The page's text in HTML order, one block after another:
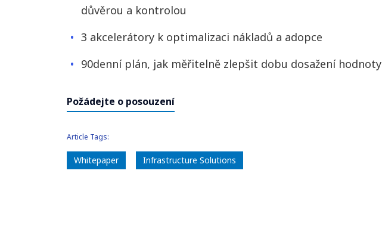
důvěrou a kontrolou
3 akcelerátory k optimalizaci nákladů a adopce
90denní plán, jak měřitelně zlepšit dobu dosažení hodnoty
Požádejte o posouzení
Article Tags:
Whitepaper Infrastructure Solutions